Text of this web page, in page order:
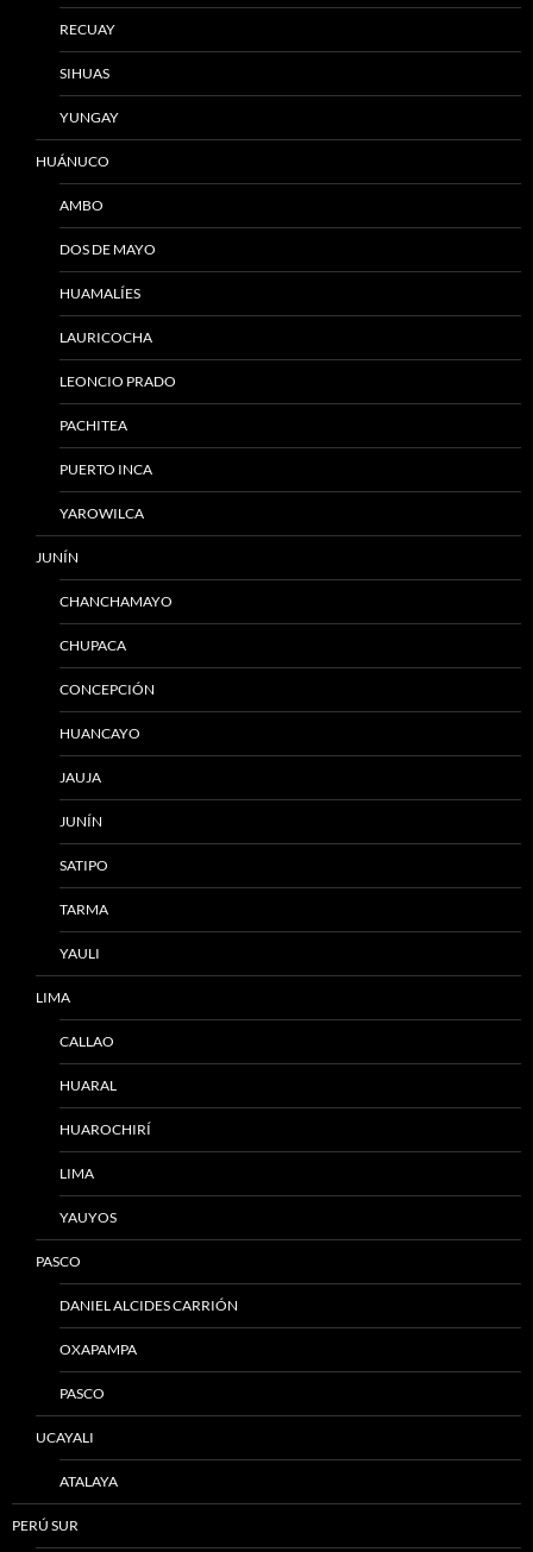
RECUAY
SIHUAS
YUNGAY
HUÁNUCO
AMBO
DOS DE MAYO
HUAMALÍES
LAURICOCHA
LEONCIO PRADO
PACHITEA
PUERTO INCA
YAROWILCA
JUNÍN
CHANCHAMAYO
CHUPACA
CONCEPCIÓN
HUANCAYO
JAUJA
JUNÍN
SATIPO
TARMA
YAULI
LIMA
CALLAO
HUARAL
HUAROCHIRÍ
LIMA
YAUYOS
PASCO
DANIEL ALCIDES CARRIÓN
OXAPAMPA
PASCO
UCAYALI
ATALAYA
PERÚ SUR